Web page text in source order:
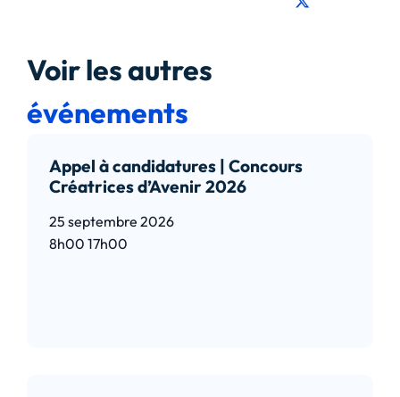
Voir les autres
événements
Appel à candidatures | Concours
Créatrices d’Avenir 2026
25 septembre 2026
8h00 17h00